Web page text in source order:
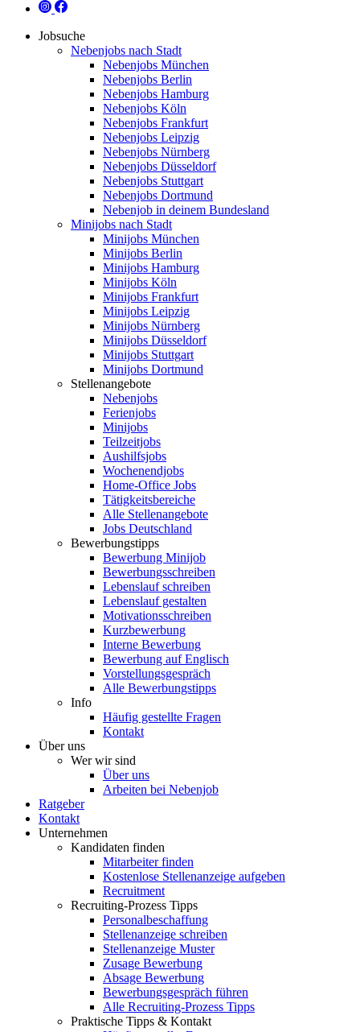
Jobsuche
Nebenjobs nach Stadt
Nebenjobs München
Nebenjobs Berlin
Nebenjobs Hamburg
Nebenjobs Köln
Nebenjobs Frankfurt
Nebenjobs Leipzig
Nebenjobs Nürnberg
Nebenjobs Düsseldorf
Nebenjobs Stuttgart
Nebenjobs Dortmund
Nebenjob in deinem Bundesland
Minijobs nach Stadt
Minijobs München
Minijobs Berlin
Minijobs Hamburg
Minijobs Köln
Minijobs Frankfurt
Minijobs Leipzig
Minijobs Nürnberg
Minijobs Düsseldorf
Minijobs Stuttgart
Minijobs Dortmund
Stellenangebote
Nebenjobs
Ferienjobs
Minijobs
Teilzeitjobs
Aushilfsjobs
Wochenendjobs
Home-Office Jobs
Tätigkeitsbereiche
Alle Stellenangebote
Jobs Deutschland
Bewerbungstipps
Bewerbung Minijob
Bewerbungsschreiben
Lebenslauf schreiben
Lebenslauf gestalten
Motivationsschreiben
Kurzbewerbung
Interne Bewerbung
Bewerbung auf Englisch
Vorstellungsgespräch
Alle Bewerbungstipps
Info
Häufig gestellte Fragen
Kontakt
Über uns
Wer wir sind
Über uns
Arbeiten bei Nebenjob
Ratgeber
Kontakt
Unternehmen
Kandidaten finden
Mitarbeiter finden
Kostenlose Stellenanzeige aufgeben
Recruitment
Recruiting-Prozess Tipps
Personalbeschaffung
Stellenanzeige schreiben
Stellenanzeige Muster
Zusage Bewerbung
Absage Bewerbung
Bewerbungsgespräch führen
Alle Recruiting-Prozess Tipps
Praktische Tipps & Kontakt